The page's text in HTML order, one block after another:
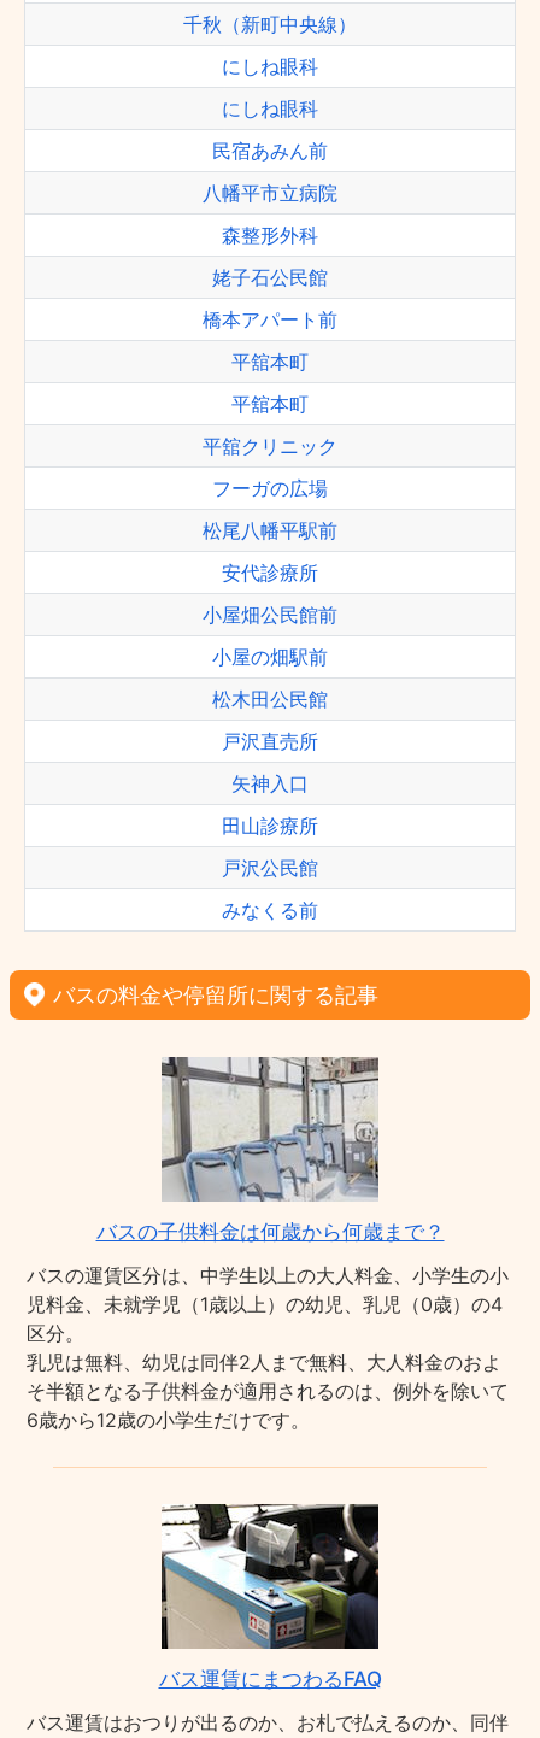
千秋（新町中央線）
にしね眼科
にしね眼科
民宿あみん前
八幡平市立病院
森整形外科
姥子石公民館
橋本アパート前
平舘本町
平舘本町
平舘クリニック
フーガの広場
松尾八幡平駅前
安代診療所
小屋畑公民館前
小屋の畑駅前
松木田公民館
戸沢直売所
矢神入口
田山診療所
戸沢公民館
みなくる前
バスの料金や停留所に関する記事
バスの子供料金は何歳から何歳まで？
バスの運賃区分は、中学生以上の大人料金、小学生の小
児料金、未就学児（1歳以上）の幼児、乳児（0歳）の4
区分。
乳児は無料、幼児は同伴2人まで無料、大人料金のおよ
そ半額となる子供料金が適用されるのは、例外を除いて
6歳から12歳の小学生だけです。
バス運賃にまつわるFAQ
バス運賃はおつりが出るのか、お札で払えるのか、同伴